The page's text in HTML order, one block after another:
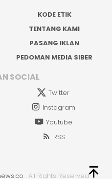
KODE ETIK
TENTANG KAMI
PASANG IKLAN
PEDOMAN MEDIA SIBER
SOCIAL
Twitter
Instagram
Youtube
RSS
. All Rights Reserved